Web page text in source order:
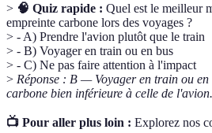
> 🧠 Quiz rapide : Quel est le meilleur
empreinte carbone lors des voyages ?
> - A) Prendre l'avion plutôt que le train
> - B) Voyager en train ou en bus
> - C) Ne pas faire attention à l'impact
> Réponse : B — Voyager en train ou en
carbone bien inférieure à celle de l'avion.
📺 Pour aller plus loin : Explorez nos